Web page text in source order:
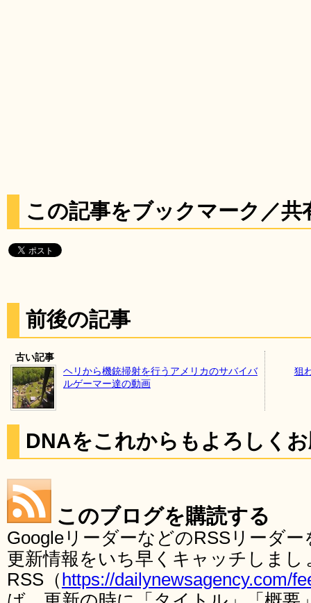
この記事をブックマーク／共
前後の記事
古い記事
ヘリから機銃掃射を行うアメリカのサバイバ
ルゲーマー達の動画
狙
DNAをこれからもよろしく
このブログを購読する
GoogleリーダーなどのRSSリーダ
更新情報をいち早くキャッチしま
RSS（ https://dailynewsagency.com/